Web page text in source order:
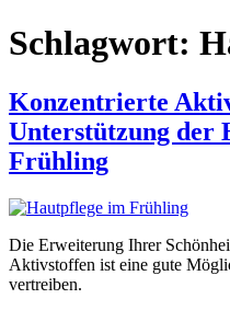
Schlagwort:
Konzentrierte
Unterstützung der
Frühling
Die Erweiterung Ihrer
Aktivstoffen ist eine gute
vertreiben.